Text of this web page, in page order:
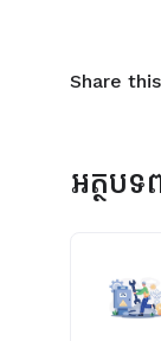
Share
អត្ថបទ